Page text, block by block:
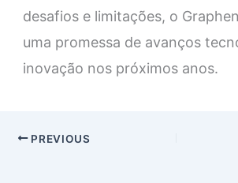
desafios e limitações, o
uma promessa de avanços
inovação nos próximos anos.
PREVIOUS